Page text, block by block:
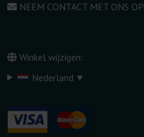
NEEM CONTACT MET ONS OP
Winkel wijzigen:
Nederland ▾